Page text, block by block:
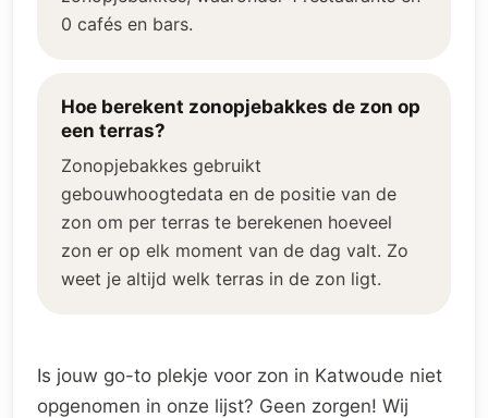
0 cafés en bars.
Hoe berekent zonopjebakkes de zon op
een terras?
Zonopjebakkes gebruikt
gebouwhoogtedata en de positie van de
zon om per terras te berekenen hoeveel
zon er op elk moment van de dag valt. Zo
weet je altijd welk terras in de zon ligt.
Is jouw go-to plekje voor zon in Katwoude niet
opgenomen in onze lijst? Geen zorgen! Wij